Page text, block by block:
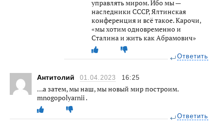
управлять миром. Ибо мы —
наследники СССР, Ялтинская
конференция и всё такое. Карочи,
«мы хотим одновременно и
Сталина и жить как Абрамович»
Ответить
Антитолий 01.04.2023 16:25
…а затем, мы наш, мы новый мир построим.
mnogopolyarnii .
Ответить